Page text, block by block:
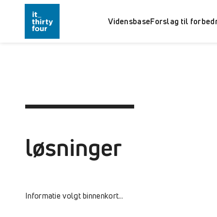
VidensbaseForslag til
løsninger
Informatie volgt binnenkort…